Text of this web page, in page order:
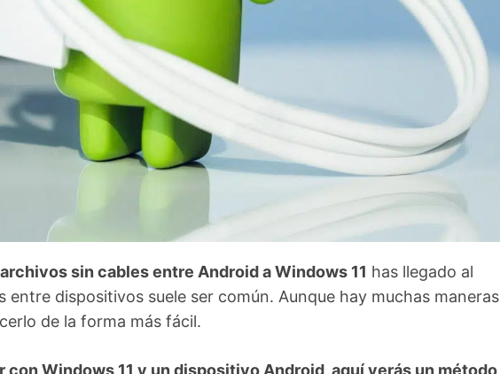
sin cables entre Android a Windows 11 has llegado al
entre dispositivos suele ser común. Aunque hay muchas maneras
de la forma más fácil.
con Windows 11 y un dispositivo Android, aquí verás un método